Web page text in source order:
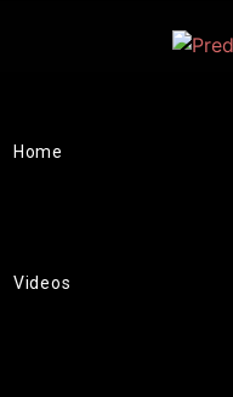
Home
Videos